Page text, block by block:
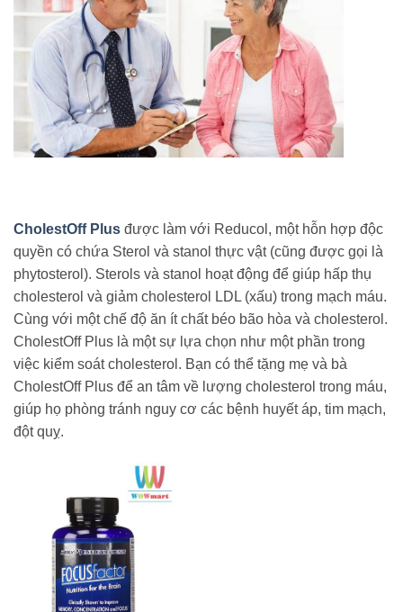
CholestOff Plus được làm với Reducol, một hỗn hợp độc
quyền có chứa Sterol và stanol thực vật (cũng được gọi là
phytosterol). Sterols và stanol hoạt động để giúp hấp thụ
cholesterol và giảm cholesterol LDL (xấu) trong mạch máu.
Cùng với một chế độ ăn ít chất béo bão hòa và cholesterol.
CholestOff Plus là một sự lựa chọn như một phần trong
việc kiểm soát cholesterol. Bạn có thể tặng mẹ và bà
CholestOff Plus để an tâm về lượng cholesterol trong máu,
giúp họ phòng tránh nguy cơ các bệnh huyết áp, tim mạch,
đột quỵ.